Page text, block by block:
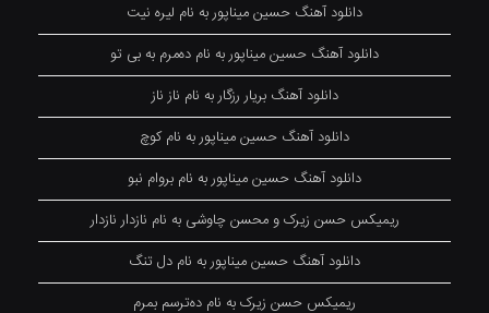
دانلود آهنگ حسین میناپور به نام لیره نیت
دانلود آهنگ حسین میناپور به نام دەمرم بە بی تو
دانلود آهنگ بریار رزگار به نام ناز ناز
دانلود آهنگ حسین میناپور به نام کوچ
دانلود آهنگ حسین میناپور به نام بروام نبو
ریمیکس حسن زیرک و محسن چاوشی به نام نازدار نازدار
دانلود آهنگ حسین میناپور به نام دل تنگ
ریمیکس حسن زیرک به نام دەترسم بمرم